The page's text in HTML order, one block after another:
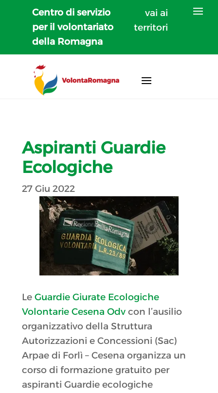
Centro di servizio
per il volontariato
della Romagna
vai ai
territori
Aspiranti Guardie
Ecologiche
27 Giu 2022
Le Guardie Giurate Ecologiche
Volontarie Cesena Odvcon l’ausilio
organizzativo della Struttura
Autorizzazioni e Concessioni (Sac)
Arpae di Forlì – Cesena organizza un
corso di formazione gratuito per
aspiranti Guardie ecologiche